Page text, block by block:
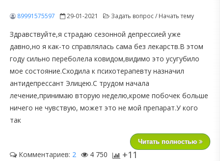
89991575597 29-01-2021 Задать вопрос / Начать тему
Здравствуйте,я страдаю сезонной депрессией уже
давно,но я как-то справлялась сама без лекарств.В этом
году сильно переболела ковидом,видимо это усугубило
мое состояние.Сходила к психотерапевту назначил
антидепрессант Элицею.С трудом начала
лечение,принимаю вторую неделю,кроме побочек больше
ничего не чувствую, может это не мой препарат.У кого
так
Читать полностью
Комментариев: 2 4 750 +11